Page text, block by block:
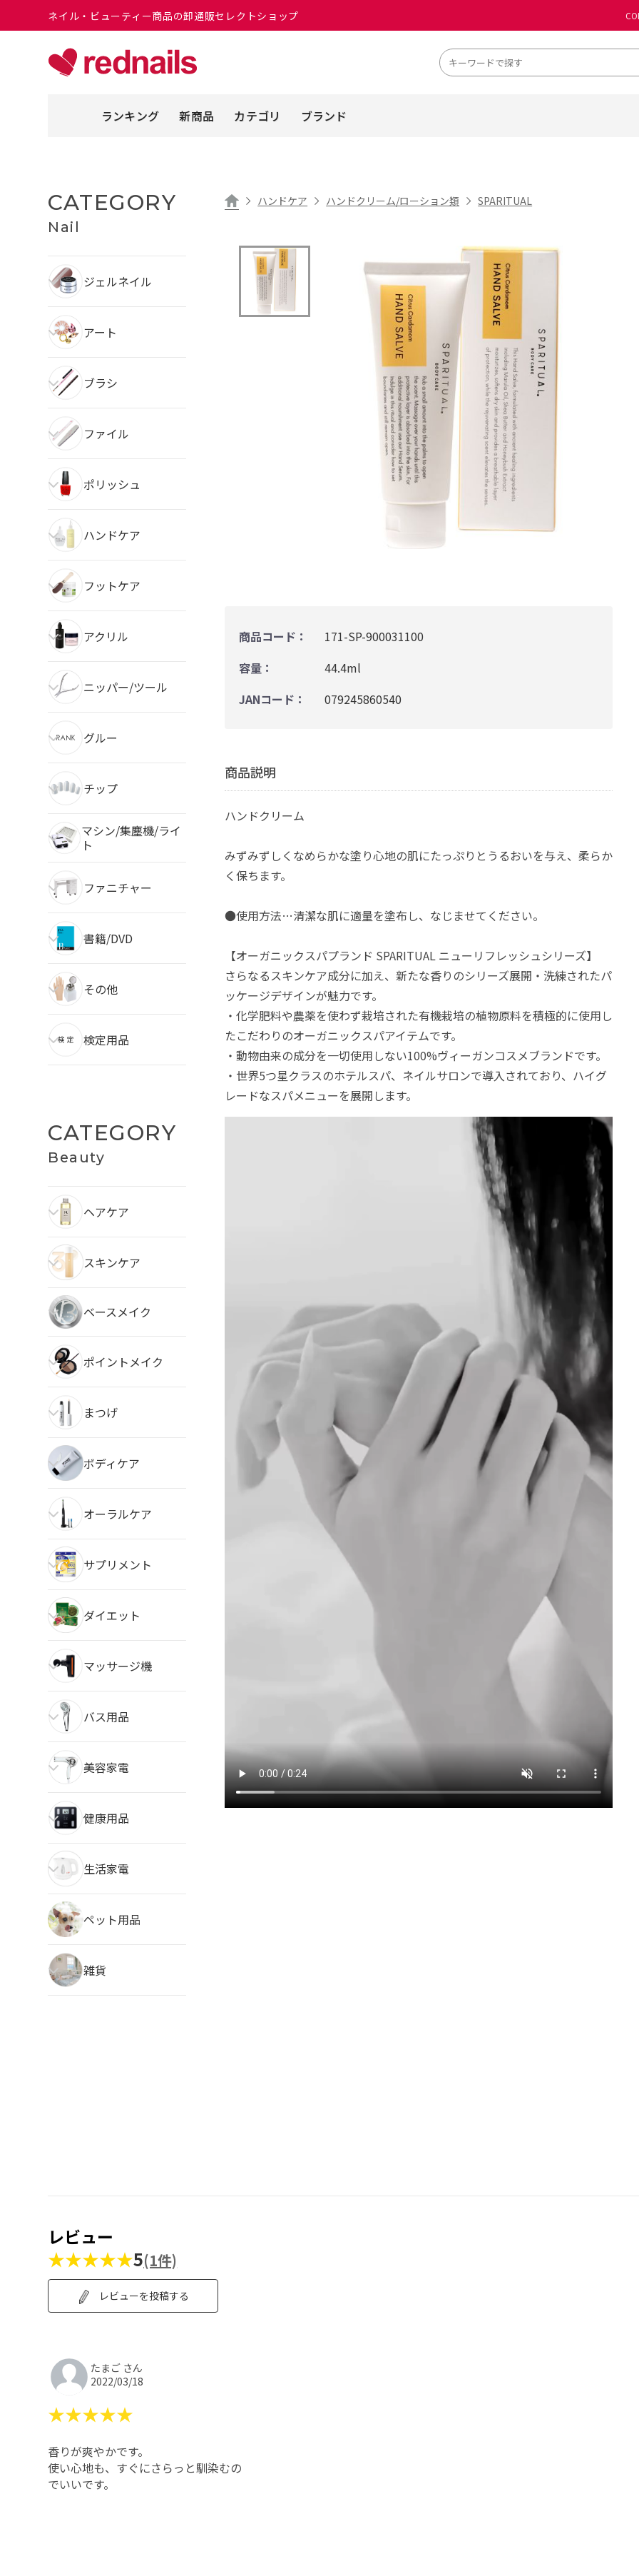
ネイル・ビューティー商品の卸通販セレクトショップ
ランキング 新商品 カテゴリ ブランド
CATEGORY
Nail
ジェルネイル
アート
ブラシ
ファイル
ポリッシュ
ハンドケア
フットケア
アクリル
ニッパー/ツール
グルー
チップ
マシン/集塵機/ライ
ト
ファニチャー
書籍/DVD
その他
検定用品
CATEGORY
Beauty
ヘアケア
スキンケア
ベースメイク
ポイントメイク
まつげ
ボディケア
オーラルケア
サプリメント
ダイエット
マッサージ機
バス用品
美容家電
健康用品
生活家電
ペット用品
雑貨
ハンドケア ハンドクリーム/ローション類 SPARITUAL
商品コード：
171-SP-900031100
容量：
44.4ml
JANコード：
079245860540
商品説明
ハンドクリーム
みずみずしくなめらかな塗り心地の肌にたっぷりとうるおいを与え、柔らか
く保ちます。
●使用方法…清潔な肌に適量を塗布し、なじませてください。
【オーガニックスパプランド SPARITUAL ニューリフレッシュシリーズ】
さらなるスキンケア成分に加え、新たな香りのシリーズ展開・洗練されたパ
ッケージデザインが魅力です。
・化学肥料や農薬を使わず栽培された有機栽培の植物原料を積極的に使用し
たこだわりのオーガニックスパアイテムです。
・動物由来の成分を一切使用しない100%ヴィーガンコスメブランドです。
・世界5つ星クラスのホテルスパ、ネイルサロンで導入されており、ハイグ
レードなスパメニューを展開します。
レビュー
★★★★★5(1件)
レビューを投稿する
たまご さん
2022/03/18
★★★★★
香りが爽やかです。
使い心地も、すぐにさらっと馴染むの
でいいです。